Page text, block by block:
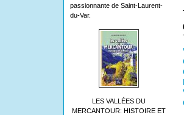
passionnante de Saint-Laurent-
du-Var.
LES VALLÉES DU
MERCANTOUR: HISTOIRE ET